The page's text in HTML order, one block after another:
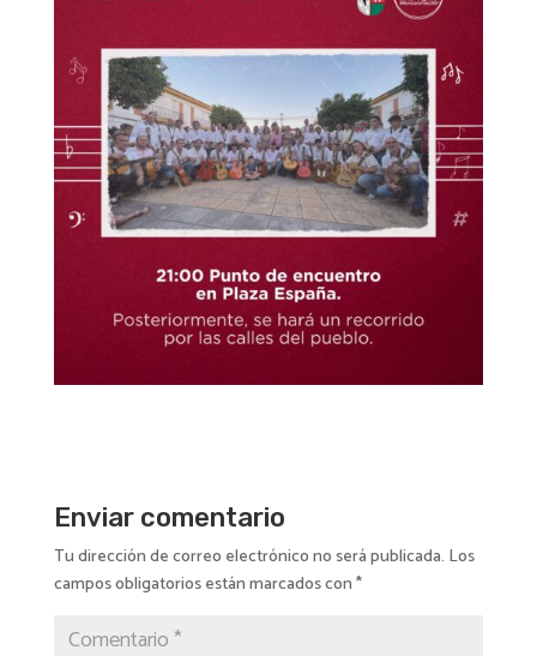
Enviar comentario
Tu dirección de correo electrónico no será publicada. Los
campos obligatorios están marcados con*